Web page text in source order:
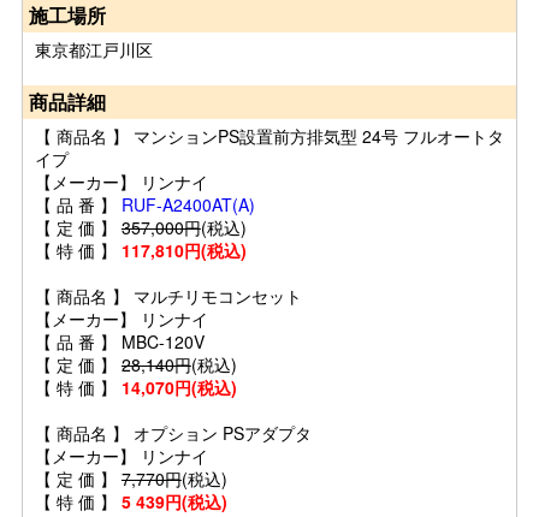
施工場所
東京都江戸川区
商品詳細
【 商品名 】 マンションPS設置前方排気型 24号 フルオートタ
イプ
【メーカー】 リンナイ
【 品 番 】 RUF-A2400AT(A)
【 定 価 】 357,000円(税込)
【 特 価 】 117,810円(税込)
【 商品名 】 マルチリモコンセット
【メーカー】 リンナイ
【 品 番 】 MBC-120V
【 定 価 】 28,140円(税込)
【 特 価 】 14,070円(税込)
【 商品名 】 オプション PSアダプタ
【メーカー】 リンナイ
【 定 価 】 7,770円(税込)
【 特 価 】 5 439円(税込)